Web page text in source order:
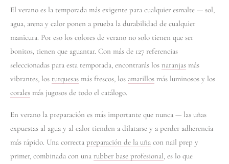
El verano es la temporada más exigente para cualquier esmalte — sol,
agua, arena y calor ponen a prueba la durabilidad de cualquier
manicura. Por eso los colores de verano no solo tienen que ser
bonitos, tienen que aguantar. Con más de 127 referencias
seleccionadas para esta temporada, encontrarás los naranjas más
vibrantes, los turquesas más frescos, los amarillos más luminosos y los
corales más jugosos de todo el catálogo.
En verano la preparación es más importante que nunca — las uñas
expuestas al agua y al calor tienden a dilatarse y a perder adherencia
más rápido. Una correcta preparación de la uña con nail prep y
primer, combinada con una rubber base profesional, es lo que